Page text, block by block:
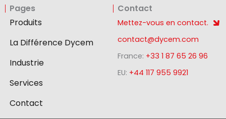
k
e
d
i
n
o
o
g
r
Pages
Produits
La Différence Dycem
Industrie
Services
Contact
Contact
Mettez-vous en contact.
contact@dycem.com
France: +33 1 87 65 26 96
EU: +44 117 955 9921